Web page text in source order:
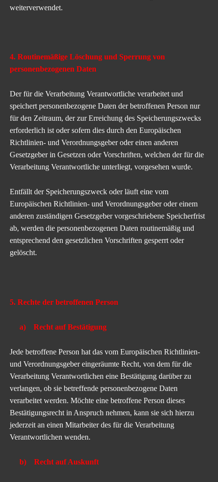
weiterverwendet.
4. Routinemäßige Löschung und Sperrung von
personenbezogenen Daten
Der für die Verarbeitung Verantwortliche verarbeitet und
speichert personenbezogene Daten der betroffenen Person nur
für den Zeitraum, der zur Erreichung des Speicherungszwecks
erforderlich ist oder sofern dies durch den Europäischen
Richtlinien- und Verordnungsgeber oder einen anderen
Gesetzgeber in Gesetzen oder Vorschriften, welchen der für die
Verarbeitung Verantwortliche unterliegt, vorgesehen wurde.
Entfällt der Speicherungszweck oder läuft eine vom
Europäischen Richtlinien- und Verordnungsgeber oder einem
anderen zuständigen Gesetzgeber vorgeschriebene Speicherfrist
ab, werden die personenbezogenen Daten routinemäßig und
entsprechend den gesetzlichen Vorschriften gesperrt oder
gelöscht.
5. Rechte der betroffenen Person
a) Recht auf Bestätigung
Jede betroffene Person hat das vom Europäischen Richtlinien-
und Verordnungsgeber eingeräumte Recht, von dem für die
Verarbeitung Verantwortlichen eine Bestätigung darüber zu
verlangen, ob sie betreffende personenbezogene Daten
verarbeitet werden. Möchte eine betroffene Person dieses
Bestätigungsrecht in Anspruch nehmen, kann sie sich hierzu
jederzeit an einen Mitarbeiter des für die Verarbeitung
Verantwortlichen wenden.
b) Recht auf Auskunft